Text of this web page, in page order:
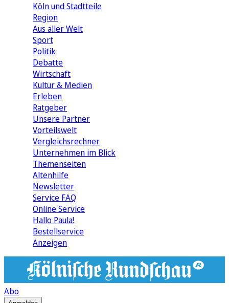
Köln und Stadtteile
Region
Aus aller Welt
Sport
Politik
Debatte
Wirtschaft
Kultur & Medien
Erleben
Ratgeber
Unsere Partner
Vorteilswelt
Vergleichsrechner
Unternehmen im Blick
Themenseiten
Altenhilfe
Newsletter
Service FAQ
Online Service
Hallo Paula!
Bestellservice
Anzeigen
Abo